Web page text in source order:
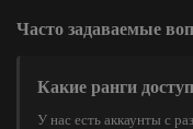
Часто задаваемые
Какие ранги
У нас есть аккаунты с